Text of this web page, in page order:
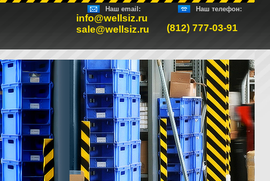
Наш email:
info@wellsiz.ru
sale@wellsiz.ru
Наш телефон:
(812) 777-03-91